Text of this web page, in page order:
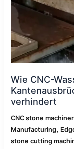
Wie CNC-
verhindert
CNC stone
Manufacturing,
stone cutting